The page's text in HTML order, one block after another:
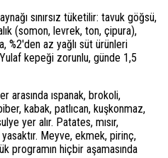
sınırsız tüketilir: tavuk göğsü,
(somon, levrek, ton, çipura),
%2'den az yağlı süt ürünleri
kepeği zorunlu, günde 1,5
arasında ıspanak, brokoli,
kabak, patlıcan, kuşkonmaz,
yer alır. Patates, mısır,
Meyve, ekmek, pirinç,
programın hiçbir aşamasında